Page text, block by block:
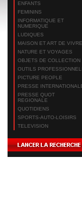
ENFANTS
FEMININS
INFORMATIQUE ET
NUMERIQUE
LUDIQUES
MAISON ET ART DE VIVRE
NATURE ET VOYAGES
OBJETS DE COLLECTION
OUTILS
PICTURE PEOPLE
PRESSE
PRESSE QUOT
REGIONALE
QUOTIDIENS
SPORTS-AUTO-LOISIRS
TELEVISION